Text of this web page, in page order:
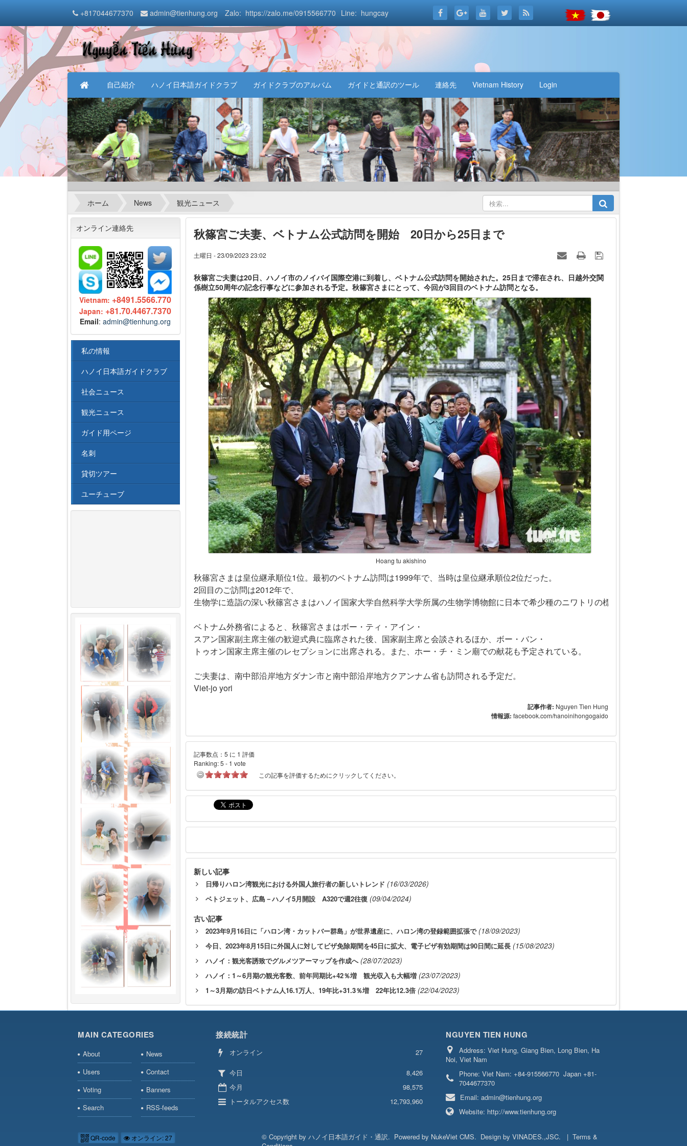
自己紹介 ハノイ日本語ガイドクラブ ガイドクラブのアルバム ガイドと通訳のツール 連絡先 Vietnam History Login
+817044677370 admin@tienhung.org Zalo: https://zalo.me/0915566770 Line: hungcay
ホーム News 観光ニュース
秋篠宮ご夫妻、ベトナム公式訪問を開始 20日から25日まで
土曜日 - 23/09/2023 23:02
秋篠宮ご夫妻は20日、ハノイ市のノイバイ国際空港に到着し、ベトナム公式訪問を開始された。25日まで滞在され、日越外交関
係樹立50周年の記念行事などに参加される予定。秋篠宮さまにとって、今回が3回目のベトナム訪問となる。
Hoang tu akishino
秋篠宮さまは皇位継承順位1位。最初のベトナム訪問は1999年で、当時は皇位継承順位2位だった。
2回目のご訪問は2012年で、
生物学に造詣の深い秋篠宮さまはハノイ国家大学自然科学大学所属の生物学博物館に日本で希少種のニワトリの標本を寄贈された。
ベトナム外務省によると、秋篠宮さまはボー・ティ・アイン・
スアン国家副主席主催の歓迎式典に臨席された後、国家副主席と会談されるほか、ボー・バン・
トゥオン国家主席主催のレセプションに出席される。また、ホー・チ・ミン廟での献花も予定されている。
ご夫妻は、南中部沿岸地方ダナン市と南中部沿岸地方クアンナム省も訪問される予定だ。
Viet-jo yori
記事作者: Nguyen Tien Hung
情報源: facebook.com/hanoinihongogaido
記事数点：5 に 1 評価
Ranking:5 - 1 vote
この記事を評価するためにクリックしてください。
新しい記事
日帰りハロン湾観光における外国人旅行者の新しいトレンド (16/03/2026)
ベトジェット、広島－ハノイ5月開設 A320で週2往復 (09/04/2024)
古い記事
2023年9月16日に「ハロン湾・カットバー群島」が世界遺産に、ハロン湾の登録範囲拡張で (18/09/2023)
今日、2023年8月15日に外国人に対してビザ免除期間を45日に拡大、電子ビザ有効期間は90日間に延長 (15/08/2023)
ハノイ：観光客誘致でグルメツアーマップを作成へ (28/07/2023)
ハノイ：1～6月期の観光客数、前年同期比+42％増 観光収入も大幅増 (23/07/2023)
1～3月期の訪日ベトナム人16.1万人、19年比+31.3％増 22年比12.3倍 (22/04/2023)
オンライン連絡先
Vietnam: +8491.5566.770
Japan: +81.70.4467.7370
Email:admin@tienhung.org
私の情報
ハノイ日本語ガイドクラブ
社会ニュース
観光ニュース
ガイド用ページ
名刺
貸切ツアー
ユーチューブ
MAIN CATEGORIES
About
News
Users
Contact
Voting
Banners
Search
RSS-feeds
接続統計
オンライン 27
今日
8,426
今月
98,575
トータルアクセス数
12,793,960
NGUYEN TIEN HUNG
Address: Viet Hung, Giang Bien, Long Bien, Ha
Noi, Viet Nam
Phone: Viet Nam: +84-915566770 Japan +81-
7044677370
Email: admin@tienhung.org
Website: http://www.tienhung.org
QR-code オンライン: 27 © Copyright by ハノイ日本語ガイド・通訳. Powered by NukeViet CMS. Design by VINADES.,JSC. | Terms &